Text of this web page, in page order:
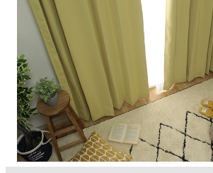
ヒダ倍率
1.5倍ヒダ
山仕様
2ツ山
フック仕様
アジャスターフック
フック形態